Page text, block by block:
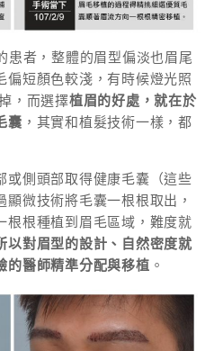
患者，整體的眉型偏淡也眉尾
偏短顏色較淺，有時候燈光照
，而選擇植眉的好處，就在於
囊 ，其實和植髮技術一樣，都
或側頭部取得健康毛囊（這些
微技術將毛囊一根根取出，
根根種植到眉毛區域，難度就
以對眉型的設計、自然密度就
的醫師精準分配與移植 。